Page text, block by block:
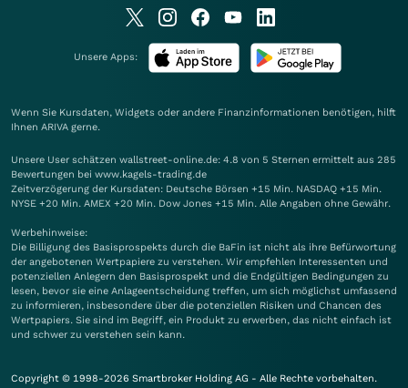
Unsere Apps:
Wenn Sie Kursdaten, Widgets oder andere Finanzinformationen benötigen, hilft
Ihnen ARIVA gerne.
Unsere User schätzen wallstreet-online.de: 4.8 von 5 Sternen ermittelt aus 285
Bewertungen bei www.kagels-trading.de
Zeitverzögerung der Kursdaten: Deutsche Börsen +15 Min. NASDAQ +15 Min.
NYSE +20 Min. AMEX +20 Min. Dow Jones +15 Min. Alle Angaben ohne Gewähr.
Werbehinweise:
Die Billigung des Basisprospekts durch die BaFin ist nicht als ihre Befürwortung
der angebotenen Wertpapiere zu verstehen. Wir empfehlen Interessenten und
potenziellen Anlegern den Basisprospekt und die Endgültigen Bedingungen zu
lesen, bevor sie eine Anlageentscheidung treffen, um sich möglichst umfassend
zu informieren, insbesondere über die potenziellen Risiken und Chancen des
Wertpapiers. Sie sind im Begriff, ein Produkt zu erwerben, das nicht einfach ist
und schwer zu verstehen sein kann.
Copyright © 1998-2026 Smartbroker Holding AG - Alle Rechte vorbehalten.